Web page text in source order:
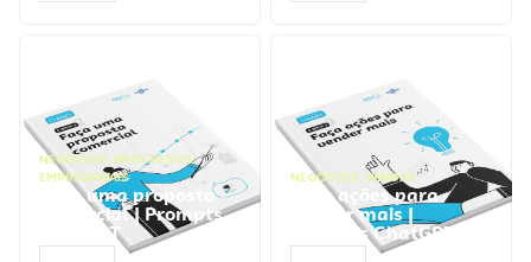
NEGÓCIOS, PROCESSOS
EMPRESARIAIS
Faça uma proposta
comercial | Prompts
ChatGPT
NEGÓCIOS, VENDAS
Faça ações para
vender mais |
Prompts ChatGPT